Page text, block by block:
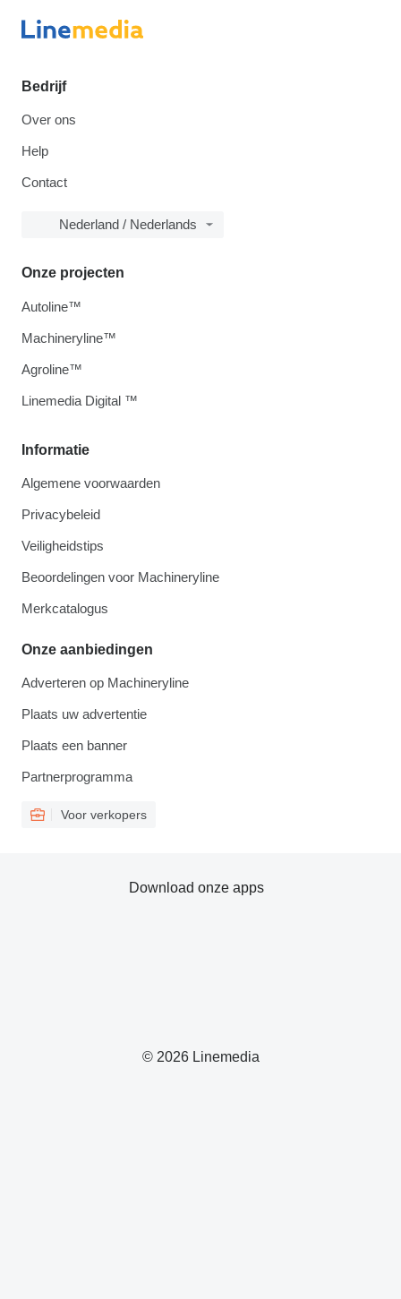
Bedrijf
Over ons
Help
Contact
Nederland / Nederlands
Informatie
Algemene voorwaarden
Privacybeleid
Veiligheidstips
Beoordelingen voor Machineryline
Merkcatalogus
Onze aanbiedingen
Adverteren op Machineryline
Plaats uw advertentie
Plaats een banner
Partnerprogramma
Voor verkopers
Onze projecten
Autoline™
Machineryline™
Agroline™
Linemedia Digital ™
© 2026 Linemedia
Download onze apps